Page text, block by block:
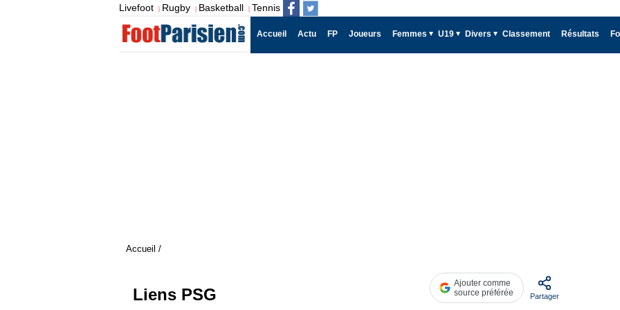
Livefoot | Rugby | Basketball | Tennis
Accueil Actu FP Joueurs Femmes U19 Divers Classement Résultats
Accueil /
Liens PSG
Ajouter comme
source préférée
Partager